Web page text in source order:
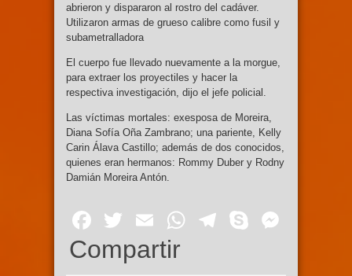
abrieron y dispararon al rostro del cadáver.
Utilizaron armas de grueso calibre como fusil y
subametralladora
El cuerpo fue llevado nuevamente a la morgue,
para extraer los proyectiles y hacer la
respectiva investigación, dijo el jefe policial.
Las víctimas mortales: exesposa de Moreira,
Diana Sofía Oña Zambrano; una pariente, Kelly
Carin Álava Castillo; además de dos conocidos,
quienes eran hermanos: Rommy Duber y Rodny
Damián Moreira Antón.
Facebook
Twitter
EmailWhatsApp
Telegram
Skype
Compartir